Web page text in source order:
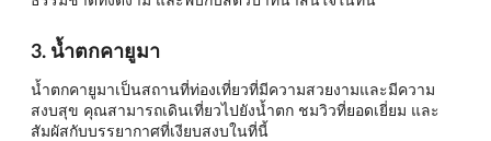
3. น้ำตกคายูมา
น้ำตกคายูมาเป็นสถานที่ท่องเที่ยวที่มีความสวยงามและมีความ
สงบสุข คุณสามารถเดินเที่ยวไปยังน้ำตก ชมวิวที่ยอดเยี่ยม และ
สัมผัสกับบรรยากาศที่เงียบสงบในที่นี้